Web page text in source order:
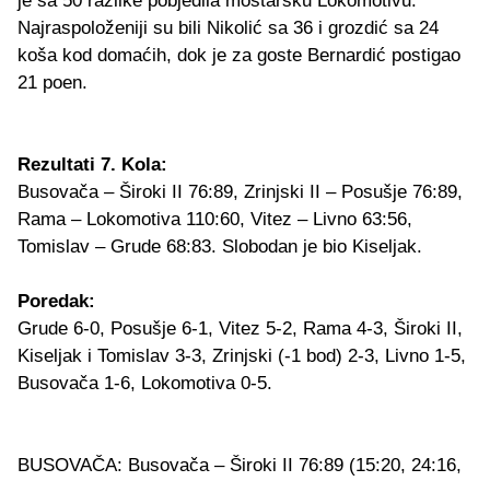
Najraspoloženiji su bili Nikolić sa 36 i grozdić sa 24
koša kod domaćih, dok je za goste Bernardić postigao
21 poen.
Rezultati 7. Kola:
Busovača – Široki II 76:89, Zrinjski II – Posušje 76:89,
Rama – Lokomotiva 110:60, Vitez – Livno 63:56,
Tomislav – Grude 68:83. Slobodan je bio Kiseljak.
Poredak:
Grude 6-0, Posušje 6-1, Vitez 5-2, Rama 4-3, Široki II,
Kiseljak i Tomislav 3-3, Zrinjski (-1 bod) 2-3, Livno 1-5,
Busovača 1-6, Lokomotiva 0-5.
BUSOVAČA: Busovača – Široki II 76:89 (15:20, 24:16,